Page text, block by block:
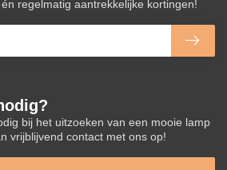
bij het uitzoeken van een mooie lamp
vrijblijvend contact met ons op!
regelmatig aantrekkelijke kortingen!